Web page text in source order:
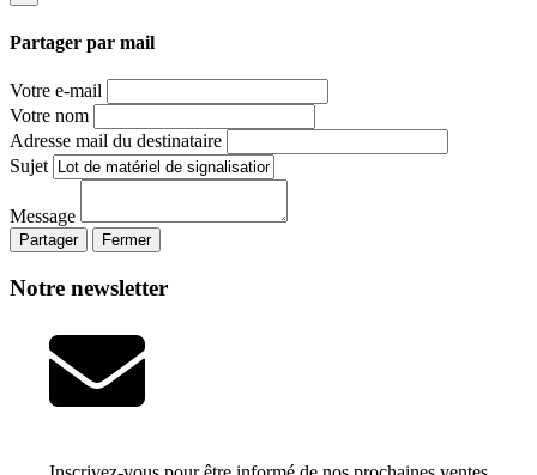
Partager par mail
Votre e-mail
Votre nom
Adresse mail du destinataire
Sujet
Message
Partager Fermer
Notre newsletter